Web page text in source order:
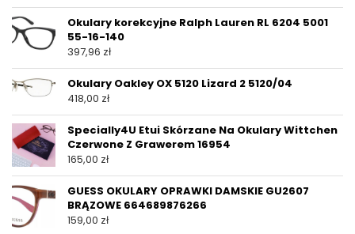
Okulary korekcyjne Ralph Lauren RL 6204 5001
55-16-140
397,96 zł
Okulary Oakley OX 5120 Lizard 2 5120/04
418,00 zł
Specially4U Etui Skórzane Na Okulary Wittchen
Czerwone Z Grawerem 16954
165,00 zł
GUESS OKULARY OPRAWKI DAMSKIE GU2607
BRĄZOWE 664689876266
159,00 zł